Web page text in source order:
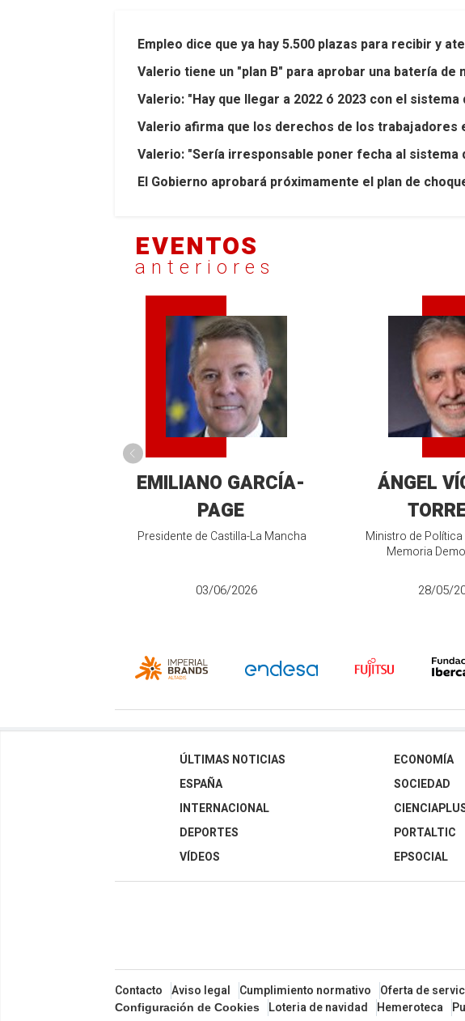
Empleo dice que ya hay 5.500 plazas para recibir y
Valerio tiene un "plan B" para aprobar una batería
Valerio: "Hay que llegar a 2022 ó 2023 con el
Valerio afirma que los derechos de los trabajadores
Valerio: "Sería irresponsable poner fecha al
El Gobierno aprobará próximamente el plan de
EVENTOS
anteriores
EMILIANO GARCÍA-
PAGE
Presidente de Castilla-La Mancha
03/06/2026
ÁNGEL
Ministro de
Memoria
28/05/
ÚLTIMAS NOTICIAS
ESPAÑA
INTERNACIONAL
DEPORTES
VÍDEOS
ECONOMÍA
SOCIEDAD
PORTALTIC
EPSOCIAL
Contacto Aviso legal Cumplimiento normativo Oferta de
Configuración de Cookies Loteria de navidad Hemeroteca